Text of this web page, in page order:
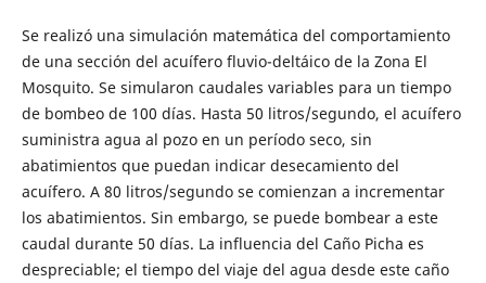
Se realizó una simulación matemática del comportamiento
de una sección del acuífero fluvio-deltáico de la Zona El
Mosquito. Se simularon caudales variables para un tiempo
de bombeo de 100 días. Hasta 50 litros/segundo, el acuífero
suministra agua al pozo en un período seco, sin
abatimientos que puedan indicar desecamiento del
acuífero. A 80 litros/segundo se comienzan a incrementar
los abatimientos. Sin embargo, se puede bombear a este
caudal durante 50 días. La influencia del Caño Picha es
despreciable; el tiempo del viaje del agua desde este caño